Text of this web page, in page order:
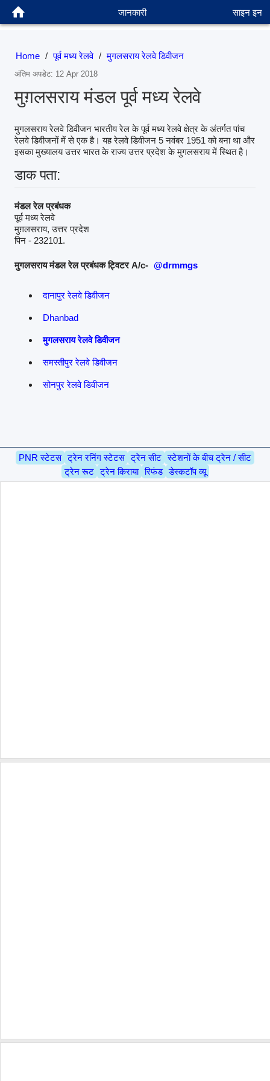
जानकारी साइन इन
Home / पूर्व मध्य रेलवे / मुगलसराय रेलवे डिवीजन
अंतिम अपडेट: 12 Apr 2018
मुग़लसराय मंडल पूर्व मध्य रेलवे
मुगलसराय रेलवे डिवीजन भारतीय रेल के पूर्व मध्य रेलवे क्षेत्र के अंतर्गत पांच
रेलवे डिवीजनों में से एक है। यह रेलवे डिवीजन 5 नवंबर 1951 को बना था और
इसका मुख्यालय उत्तर भारत के राज्य उत्तर प्रदेश के मुगलसराय में स्थित है।
डाक पता:
मंडल रेल प्रबंधक
पूर्व मध्य रेलवे
मुग़लसराय, उत्तर प्रदेश
पिन - 232101.
मुगलसराय मंडल रेल प्रबंधक ट्विटर A/c- @drmmgs
दानापुर रेलवे डिवीजन
Dhanbad
मुगलसराय रेलवे डिवीजन
समस्तीपुर रेलवे डिवीजन
सोनपुर रेलवे डिवीजन
PNR स्टेटस ट्रेन रनिंग स्टेटस ट्रेन सीट स्टेशनों के बीच ट्रेन / सीट
ट्रेन रूट ट्रेन किराया रिफंड डेस्कटॉप व्यू